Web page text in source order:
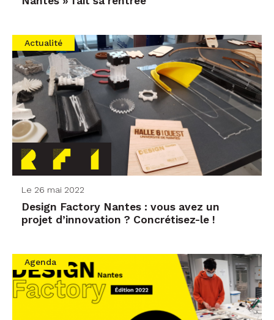
Actualité
Le 26 mai 2022
Design Factory Nantes : vous avez un
projet d’innovation ? Concrétisez-le !
Agenda